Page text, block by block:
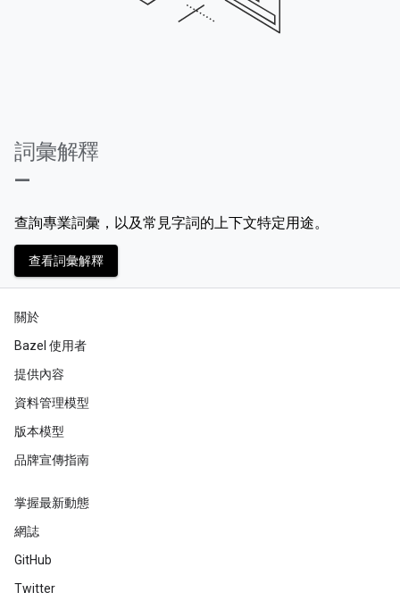
詞彙解釋
—
查詢專業詞彙，以及常見字詞的上下文特定用途。
查看詞彙解釋
關於
Bazel 使用者
提供內容
資料管理模型
版本模型
品牌宣傳指南
掌握最新動態
網誌
GitHub
Twitter